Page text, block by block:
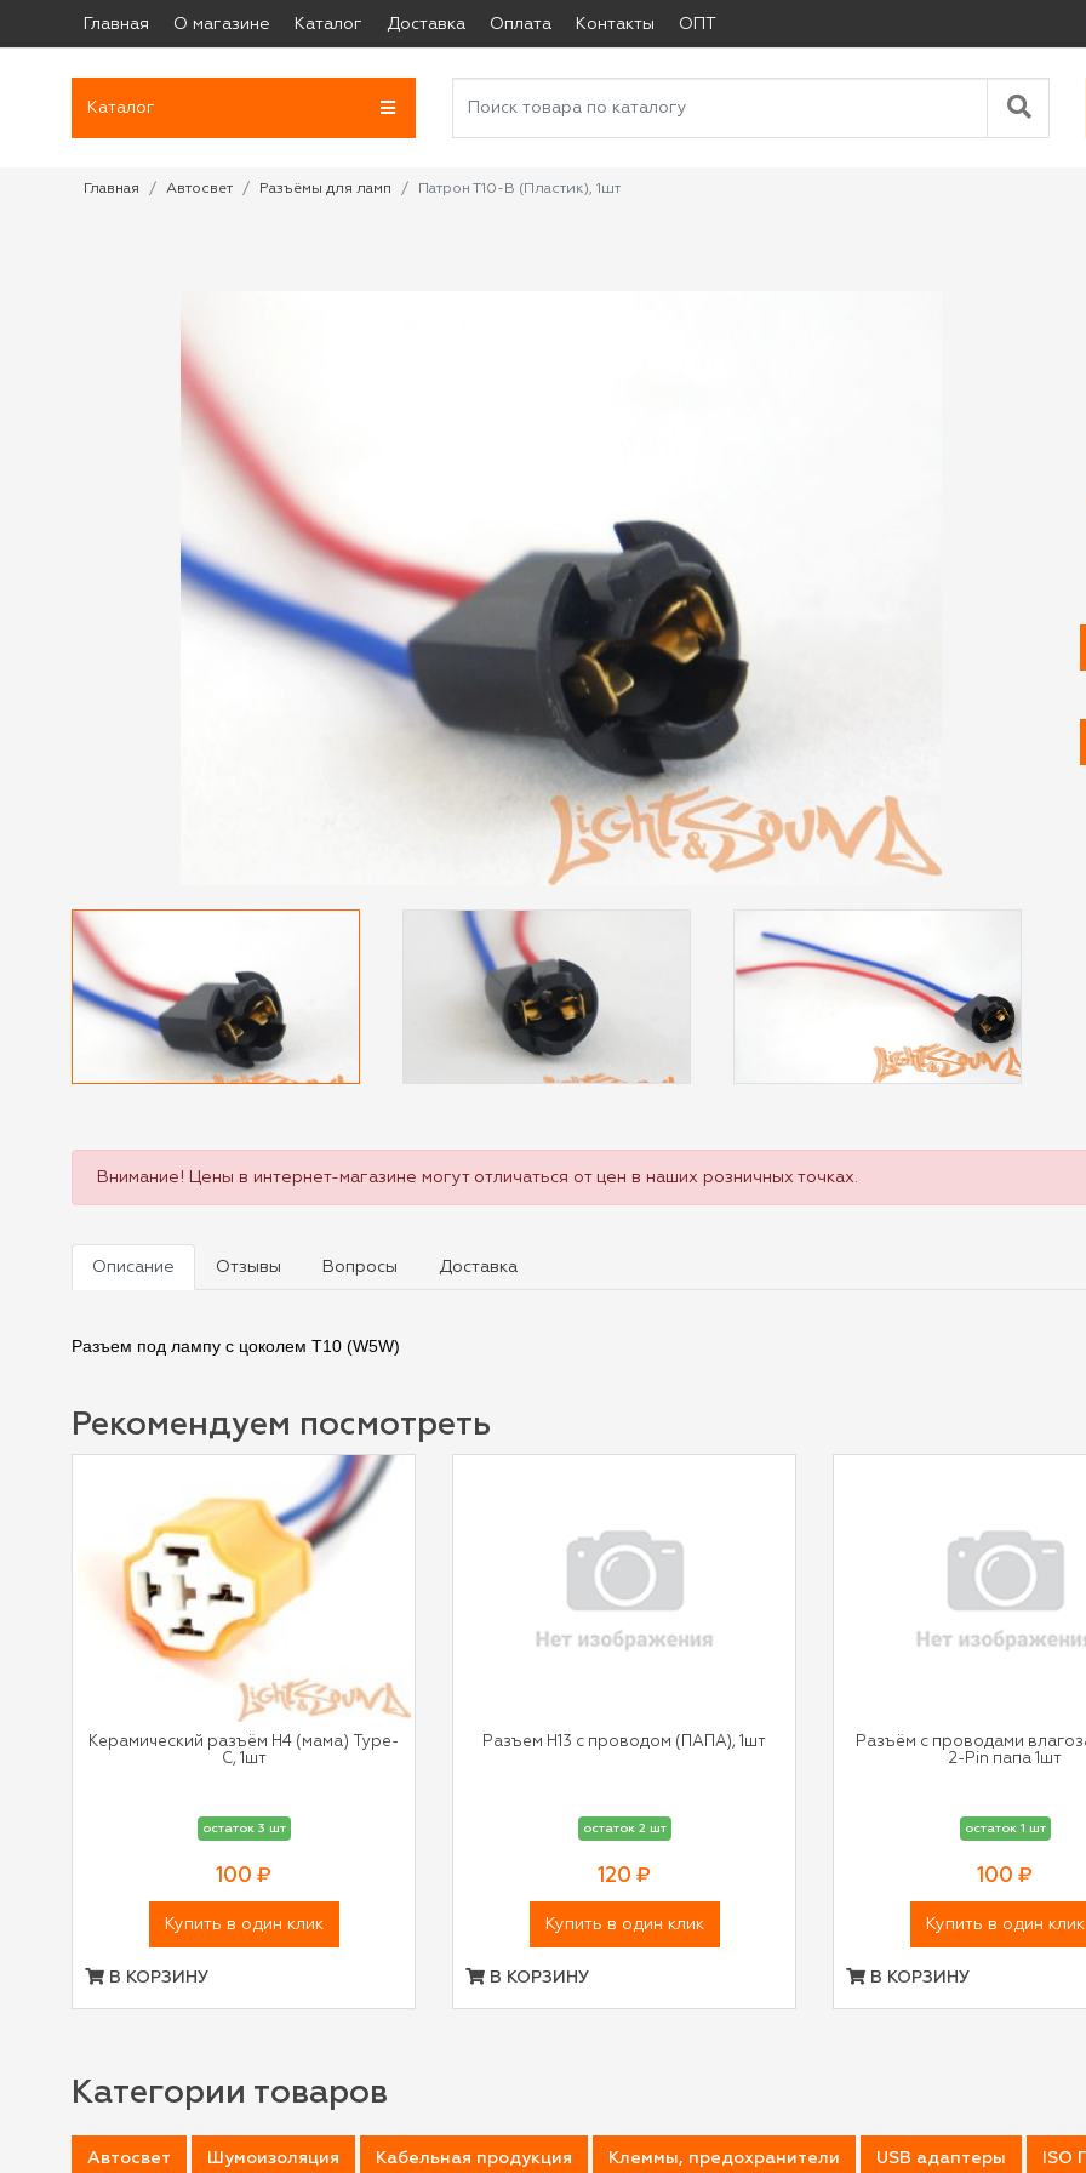
Главная О магазине Каталог Доставка Оплата Контакты ОПТ
Каталог
Главная Автосвет Разъёмы для ламп Патрон Т10-В (Пластик), 1шт
Внимание! Цены в интернет-магазине могут отличаться от цен в наших розничных точках.
Описание Отзывы Вопросы Доставка
Разъем под лампу с цоколем Т10 (W5W)
Рекомендуем посмотреть
Керамический разъём Н4 (мама) Type-
С, 1шт
остаток 3 шт
100 ₽
Купить в один клик
В КОРЗИНУ
Разъем H13 c проводом (ПАПА), 1шт
остаток 2 шт
120 ₽
Купить в один клик
В КОРЗИНУ
Разъём с проводами
2-Pin папа 1шт
остаток 1 шт
100 ₽
Купить в один клик
В КОРЗИНУ
Категории товаров
Автосвет Шумоизоляция Кабельная продукция Клеммы, предохранители USB адаптеры ISO